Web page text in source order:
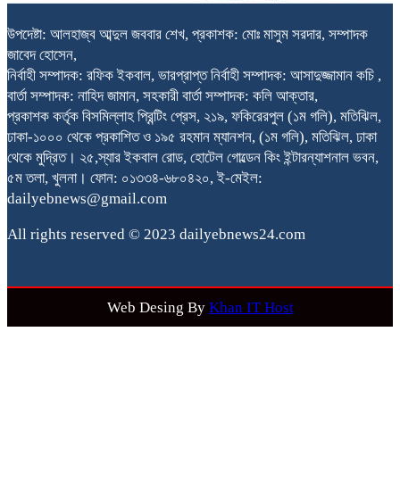
উপদেষ্টা: আলহাজ্ব আব্দুল জববার শেখ, প্রকাশক: মোঃ মাসুম সরদার, সম্পাদক
জাবেদ হোসেন,
নির্বাহী সম্পাদক: রফিক ইকবাল, ভারপ্রাপ্ত নির্বাহী সম্পাদক: আসাদুজ্জামান কচি ,
বার্তা সম্পাদক: নাহিদ জামান, সহকারী বার্তা সম্পাদক: কলি আক্তার,
প্রকাশক কর্তৃক বিসমিল্লাহ প্রিন্টিং প্রেস, ২১৯, ফকিরেরপুল (১ম গলি), মতিঝিল,
ঢাকা-১০০০ থেকে প্রকাশিত ও ১৯৫ রহমান ম্যানশন, (১ম গলি), মতিঝিল, ঢাকা
থেকে মুদ্রিত। ২৫,স্যার ইকবাল রোড, হোটেল গোল্ডেন কিং ইন্টারন্যাশনাল ভবন,
৫ম তলা, খুলনা। ফোন: ০১৩৩৪-৬৮০৪২০, ই-মেইল:
dailyebnews@gmail.com
All rights reserved © 2023 dailyebnews24.com
Web Desing By Khan IT Host